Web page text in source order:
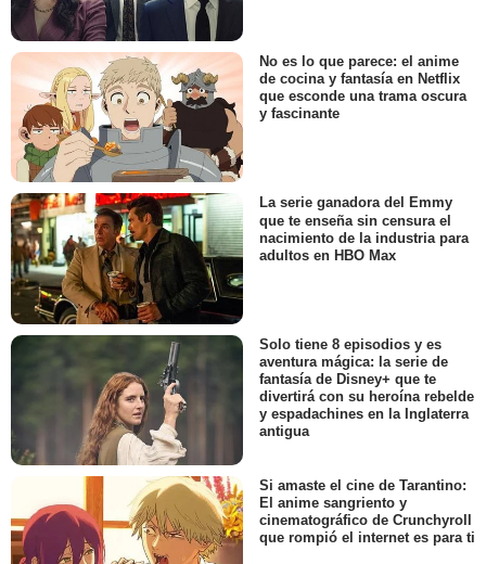
No es lo que parece: el anime
de cocina y fantasía en Netflix
que esconde una trama oscura
y fascinante
La serie ganadora del Emmy
que te enseña sin censura el
nacimiento de la industria para
adultos en HBO Max
Solo tiene 8 episodios y es
aventura mágica: la serie de
fantasía de Disney+ que te
divertirá con su heroína rebelde
y espadachines en la Inglaterra
antigua
Si amaste el cine de Tarantino:
El anime sangriento y
cinematográfico de Crunchyroll
que rompió el internet es para ti